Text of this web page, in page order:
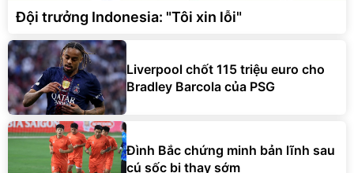
Đội trưởng Indonesia: "Tôi xin lỗi"
Liverpool chốt 115 triệu euro cho
Bradley Barcola của PSG
Đình Bắc chứng minh bản lĩnh sau
cú sốc bị thay sớm